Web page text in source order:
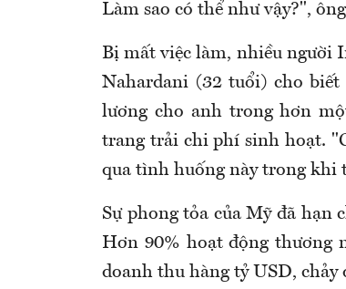
Làm sao có thể như vậy?",
Bị mất việc làm, nhiều người
Nahardani (32 tuổi) cho
lương cho anh trong hơn
trang trải chi phí sinh hoạt.
qua tình huống này trong khi
Sự phong tỏa của Mỹ đã hạn
Hơn 90% hoạt động thương
doanh thu hàng tỷ USD, chảy